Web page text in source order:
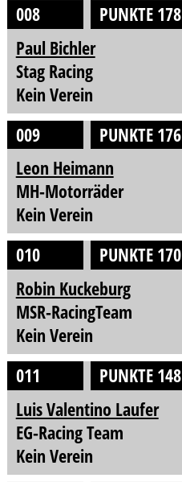
008
PUNKTE 178
Paul Bichler
Stag Racing
Kein Verein
009
PUNKTE 176
Leon Heimann
MH-Motorräder
Kein Verein
010
PUNKTE 170
Robin Kuckeburg
MSR-RacingTeam
Kein Verein
011
PUNKTE 148
Luis Valentino Laufer
EG-Racing Team
Kein Verein